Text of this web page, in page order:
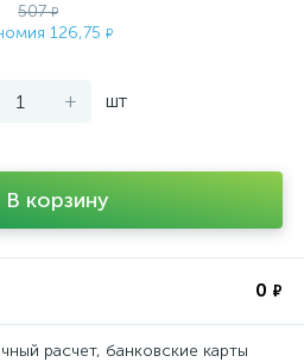
507₽
126,75 ₽
+ шт
В корзину
0 ₽
расчет, банковские карты